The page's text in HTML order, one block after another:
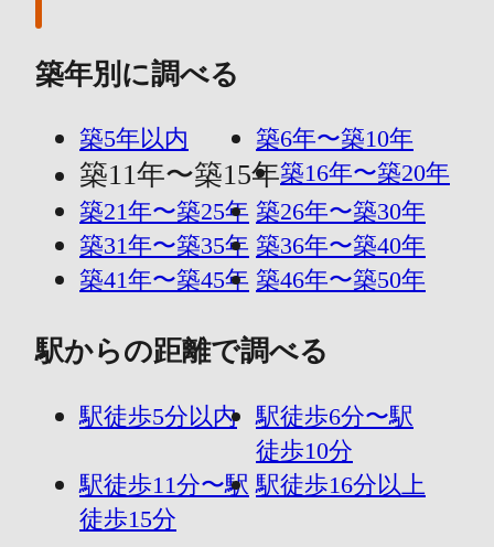
築年別に調べる
築5年以内 築6年〜築10年
築11年〜築15年築16年〜築20年
築21年〜築25年 築26年〜築30年
築31年〜築35年 築36年〜築40年
築41年〜築45年 築46年〜築50年
駅からの距離で調べる
駅徒歩5分以内
駅徒歩6分〜駅
徒歩10分
駅徒歩11分〜駅
徒歩15分
駅徒歩16分以上